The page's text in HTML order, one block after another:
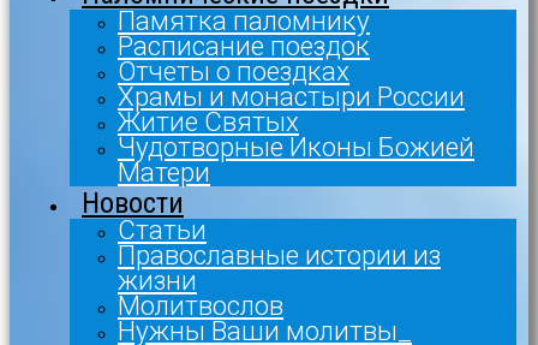
Памятка паломнику
Расписание поездок
Отчеты о поездках
Храмы и монастыри России
Житие Святых
Чудотворные Иконы Божией
Матери
Новости
Статьи
Православные истории из
жизни
Молитвослов
Нужны Ваши молитвы_